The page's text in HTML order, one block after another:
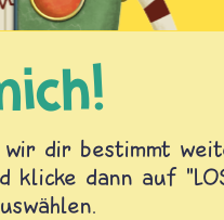
dir bestimmt
dann auf